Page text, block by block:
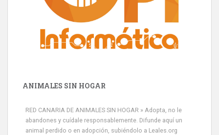
ANIMALES SIN HOGAR
RED CANARIA DE ANIMALES SIN HOGAR » Adopta, no le
abandones y cuídale responsablemente. Difunde aquí un
animal perdido o en adopción, subiéndolo a Leales.org
Leales.org » Gran Canaria
9.7.2025